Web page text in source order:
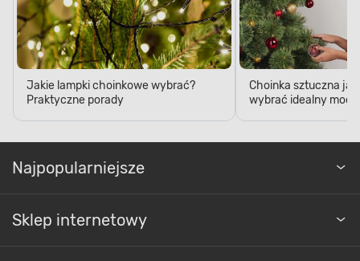
Jakie lampki choinkowe wybrać?
Praktyczne porady
Choinka sztuczna
wybrać idealny
Najpopularniejsze
Sklep internetowy